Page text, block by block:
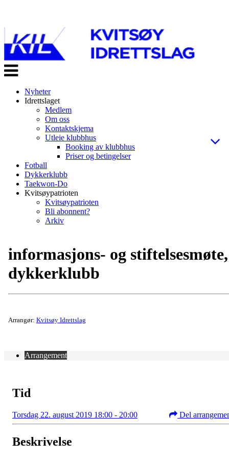
Veksle
navigasjon
Nyheter
Idrettslaget
Medlem
Om oss
Kontaktskjema
Utleie klubbhus
Booking av klubbhus
Priser og betingelser
Fotball
Dykkerklubb
Taekwon-Do
Kvitsøypatrioten
Kvitsøypatrioten
Bli abonnent?
Arkiv
informasjons- og stiftelsesmøte,
dykkerklubb
Arrangør: Kvitsøy Idrettslag
Arrangement
Tid
Torsdag 22. august 2019 18:00 - 20:00 Del
Beskrivelse